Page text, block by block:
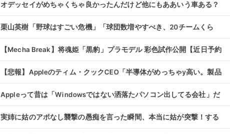
オデッセイがめちゃくちゃ良かったんだけど他にもああいう車ある？
栗山英樹「野球はすごい危機」「球団数増やすべき、20チームくら
い」
【Mecha Break】将魂姫「黒豹」プラモデル 彩色試作公開【近日予約
開始】
【悲報】Appleのティム・クックCEO「半導体がめっちゃy高い。製品
の値上げをするしかない」
Appleって昔は「Windowsではない洒落たパソコン出してる会社」だ
ったよな
実姉に姑のアポなし襲撃の愚痴を言った瞬間、本当に姑が突撃！する